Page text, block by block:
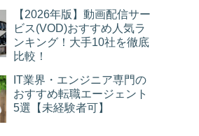
【2026年版】動画配信サー
ビス(VOD)おすすめ人気ラ
ンキング！大手10社を徹底
比較！
IT業界・エンジニア専門の
おすすめ転職エージェント
5選【未経験者可】